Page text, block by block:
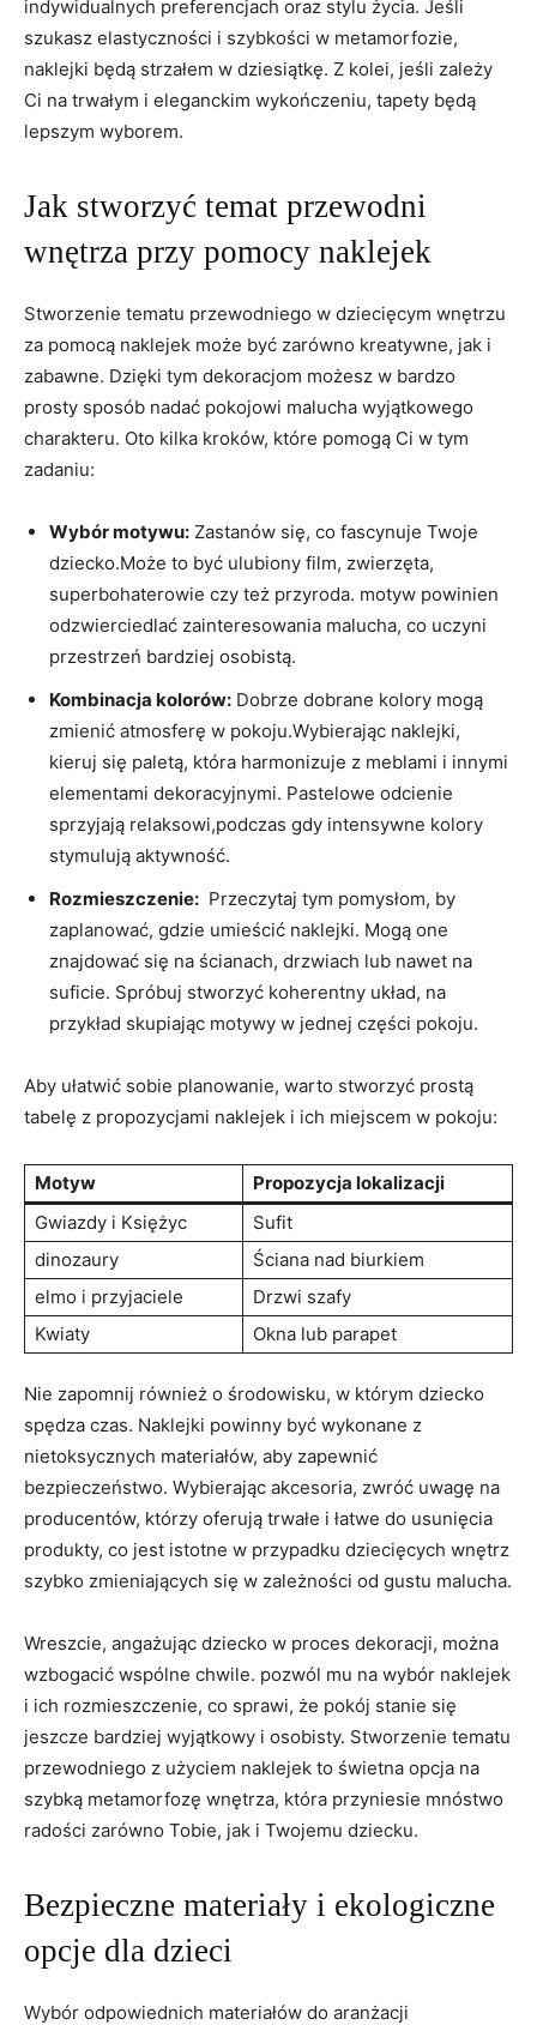
indywidualnych‌ preferencjach oraz stylu życia. Jeśli‍
szukasz elastyczności ‌i‌ szybkości w metamorfozie,
naklejki ⁤będą‌ strzałem w​ dziesiątkę. Z kolei, jeśli zależy
Ci na trwałym i eleganckim wykończeniu, tapety będą
lepszym​ wyborem.
Jak stworzyć temat przewodni
wnętrza przy ⁢pomocy naklejek
Stworzenie tematu przewodniego w dziecięcym wnętrzu⁤
za pomocą naklejek może być ⁤zarówno kreatywne, jak i
zabawne. ‌Dzięki ⁤tym dekoracjom możesz w ‍bardzo⁣
prosty sposób nadać pokojowi malucha wyjątkowego
charakteru. Oto⁤ kilka kroków,​ które pomogą Ci w‌ tym
zadaniu:
Wybór‍ motywu: ‍Zastanów się, co fascynuje ‍Twoje‍
dziecko.Może to być ulubiony film, zwierzęta,
superbohaterowie czy też przyroda. ⁢motyw powinien
odzwierciedlać zainteresowania⁤ malucha, co ⁣uczyni
przestrzeń bardziej ⁤osobistą.
Kombinacja kolorów: Dobrze ⁤dobrane kolory ‍mogą
‍zmienić atmosferę w pokoju.Wybierając⁣ naklejki,‌
kieruj się paletą, która harmonizuje z meblami ⁤i innymi
elementami dekoracyjnymi. Pastelowe odcienie
sprzyjają relaksowi,podczas gdy intensywne kolory
stymulują‌ aktywność.
Rozmieszczenie: ⁤ Przeczytaj⁢ tym‍ pomysłom, by
zaplanować, ‌gdzie umieścić ⁢naklejki. Mogą one
znajdować się na ścianach, drzwiach​ lub ⁢nawet ⁤na
⁢suficie. Spróbuj stworzyć koherentny układ, na
przykład skupiając ‌motywy w​ jednej części pokoju.
Aby ułatwić sobie planowanie, warto stworzyć⁣ prostą
tabelę z propozycjami⁤ naklejek i ich miejscem w ‍pokoju:
Motyw
Propozycja⁣ lokalizacji
Gwiazdy i Księżyc
Sufit
dinozaury
Ściana nad biurkiem
elmo ⁣i przyjaciele
Drzwi ⁢szafy
Kwiaty
Okna lub ‌parapet
Nie zapomnij również o środowisku, w którym dziecko
⁤spędza czas. Naklejki powinny być ‍wykonane z
nietoksycznych materiałów, aby zapewnić
bezpieczeństwo. Wybierając‌ akcesoria, zwróć uwagę na
‌producentów,⁢ którzy oferują⁣ trwałe i łatwe do usunięcia
produkty, co jest istotne w⁤ przypadku dziecięcych‌ wnętrz
szybko ‍zmieniających ‌się w zależności ‍od gustu malucha.
Wreszcie, angażując dziecko w proces dekoracji, można
wzbogacić wspólne chwile. pozwól mu ​na wybór naklejek
i ich ‌rozmieszczenie, co sprawi, że pokój⁤ stanie się
jeszcze‌ bardziej wyjątkowy ⁣i osobisty. Stworzenie ‌tematu
przewodniego⁤ z‍ użyciem naklejek to świetna opcja ⁣na
⁣szybką metamorfozę⁣ wnętrza, która przyniesie mnóstwo
⁢radości⁢ zarówno Tobie, jak i Twojemu⁢ dziecku.
Bezpieczne materiały i ‍ekologiczne
opcje dla dzieci
Wybór odpowiednich⁢ materiałów do aranżacji